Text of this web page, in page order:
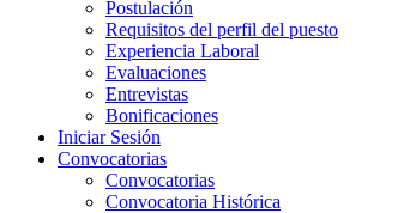
Postulación
Requisitos del perfil del puesto
Experiencia Laboral
Evaluaciones
Entrevistas
Bonificaciones
Iniciar Sesión
Convocatorias
Convocatorias
Convocatoria Histórica